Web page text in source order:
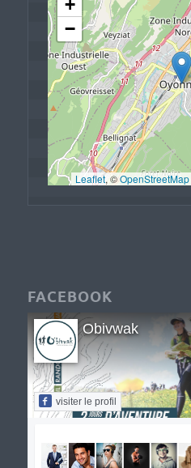
+
−
Leaflet, © OpenStreetMap
FACEBOOK
Obivwak
visiter le profil